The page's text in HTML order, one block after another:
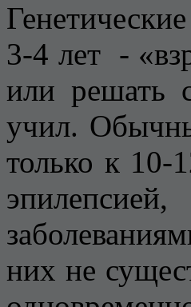
3-4 лет -
или решать
учил.
только к 10-
них не